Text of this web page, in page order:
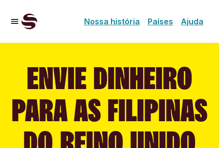
Nossa história Países Ajuda
ENVIE DINHEIRO
PARA AS FILIPINAS